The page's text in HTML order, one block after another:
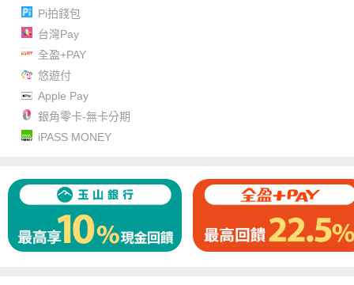
Pi拍錢包
台灣Pay
全盈+PAY
悠遊付
Apple Pay
銀角零卡-無卡分期
iPASS MONEY